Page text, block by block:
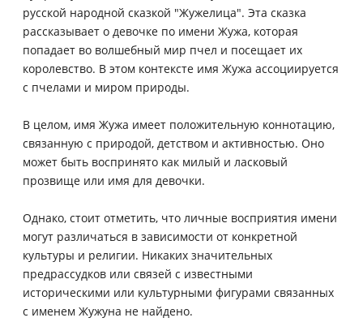
русской народной сказкой "Жужелица". Эта сказка
рассказывает о девочке по имени Жужа, которая
попадает во волшебный мир пчел и посещает их
королевство. В этом контексте имя Жужа ассоциируется
с пчелами и миром природы.
В целом, имя Жужа имеет положительную коннотацию,
связанную с природой, детством и активностью. Оно
может быть воспринято как милый и ласковый
прозвище или имя для девочки.
Однако, стоит отметить, что личные восприятия имени
могут различаться в зависимости от конкретной
культуры и религии. Никаких значительных
предрассудков или связей с известными
историческими или культурными фигурами связанных
с именем Жужуна не найдено.